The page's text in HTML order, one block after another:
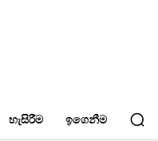
හැසිරීම ඉගෙනීම